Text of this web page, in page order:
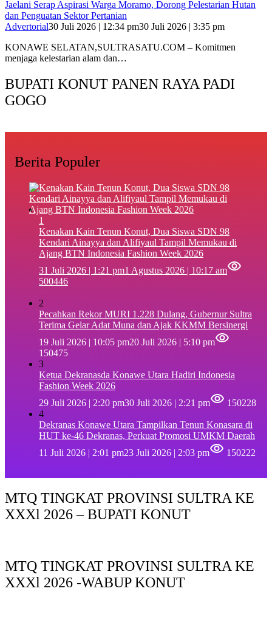
Jaelani Serap Aspirasi Warga Moramo, Dorong Pelestarian Hutan
dan Penguatan Sektor Pertanian
Advertorial30 Juli 2026 | 12:34 pm30 Juli 2026 | 3:35 pm
KONAWE SELATAN,SULTRASATU.COM – Komitmen
menjaga kelestarian alam dan…
BUPATI KONUT PANEN RAYA PADI
GOGO
Berita Populer
1
‎Kenakan Kain Tenun Konut, Dua Siswa SDN 98
Kendari Ainayya dan Alifiyaul Tampil Memukau di
Ajang BTN Indonesia Fashion Week 2026
31 Juli 2026 | 1:21 pm1 Agustus 2026 | 10:17 am
500446
2
Pecahkan Rekor MURI 1.228 Dulang, Gubernur Sultra
Terima Gelar Adat Muna dan Ajak KKMM Bersinergi
19 Juli 2026 | 10:05 pm20 Juli 2026 | 5:10 pm
150475
3
Ketua Dekranasda Konawe Utara Hadiri Indonesia
Fashion Week 2026
29 Juli 2026 | 2:20 pm30 Juli 2026 | 2:21 pm
150228
4
Dekranas Konawe Utara Tampilkan Tenun Konasara di
HUT ke-46 Dekranas, Perkuat Promosi UMKM Daerah
11 Juli 2026 | 2:01 pm23 Juli 2026 | 2:03 pm 150222
MTQ TINGKAT PROVINSI SULTRA KE
XXXl 2026 – BUPATI KONUT
MTQ TINGKAT PROVINSI SULTRA KE
XXXl 2026 -WABUP KONUT